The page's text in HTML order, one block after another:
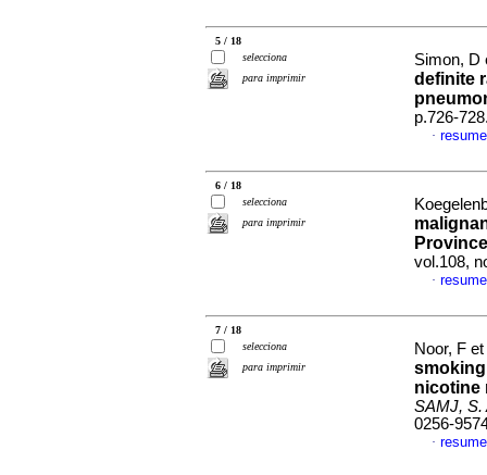
5 / 18
selecciona
para imprimir
Simon, D
definite
p.726-
·
6 / 18
selecciona
para imprimir
vol.108,
·
7 / 18
selecciona
para imprimir
Noor, F
nicotine
SAMJ, S.
0256-
·